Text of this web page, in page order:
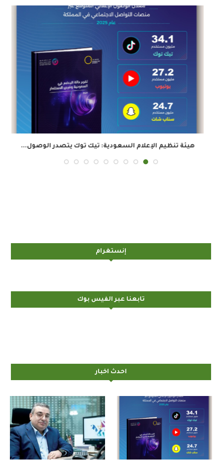
هيئة تنظيم الإعلام السعودية: تيك توك يتصدر الوصول...
إنستغرام
تابعنا عبر الفيس بوك
احدث اخبار